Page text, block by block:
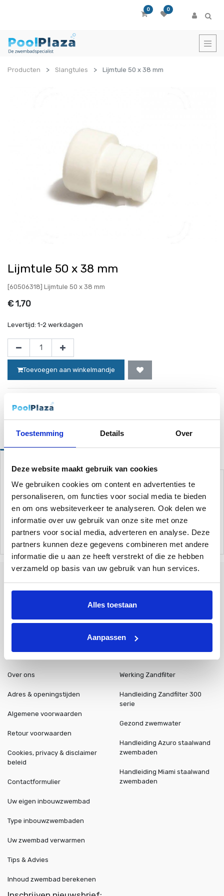
Toestemming Details Over
Deze website maakt gebruik van cookies
We gebruiken cookies om content en advertenties te
personaliseren, om functies voor social media te bieden
en om ons websiteverkeer te analyseren. Ook delen we
informatie over uw gebruik van onze site met onze
partners voor social media, adverteren en analyse. Deze
partners kunnen deze gegevens combineren met andere
informatie die u aan ze heeft verstrekt of die ze hebben
verzameld op basis van uw gebruik van hun services.
Alles toestaan
Aanpassen
0 0
Producten Slangtules Lijmtule 50 x 38 mm
Lijmtule 50 x 38 mm
[60506318] Lijmtule 50 x 38 mm
€ 1,70
Levertijd: 1-2 werkdagen
Toevoegen aan winkelmandje
in een 38 mm aansluiting. Ideaal om bijvoorbeeld een warmtepomp
te kunnen koppelen aan een zwembad met een doorsnede van 38
mm.
Afmeting: 4 x4 cm
info@poolplaza.nl
Over ons
Adres & openingstijden
Algemene voorwaarden
Retour voorwaarden
Cookies, privacy & disclaimer
beleid
Contactformulier
Werking Zandfilter
Handleiding Zandfilter 300
serie
Gezond zwemwater
Handleiding Azuro staalwand
zwembaden
Handleiding Miami staalwand
zwembaden
Uw eigen inbouwzwembad
Type inbouwzwembaden
Uw zwembad verwarmen
Tips & Advies
Inhoud zwembad berekenen